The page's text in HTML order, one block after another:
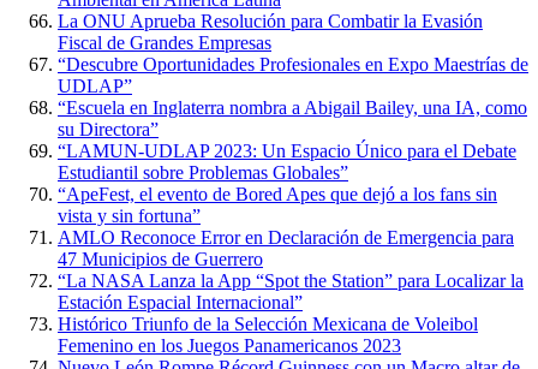
La ONU Aprueba Resolución para Combatir la Evasión
Fiscal de Grandes Empresas
“Descubre Oportunidades Profesionales en Expo Maestrías de
UDLAP”
“Escuela en Inglaterra nombra a Abigail Bailey, una IA, como
su Directora”
“LAMUN-UDLAP 2023: Un Espacio Único para el Debate
Estudiantil sobre Problemas Globales”
“ApeFest, el evento de Bored Apes que dejó a los fans sin
vista y sin fortuna”
AMLO Reconoce Error en Declaración de Emergencia para
47 Municipios de Guerrero
“La NASA Lanza la App “Spot the Station” para Localizar la
Estación Espacial Internacional”
Histórico Triunfo de la Selección Mexicana de Voleibol
Femenino en los Juegos Panamericanos 2023